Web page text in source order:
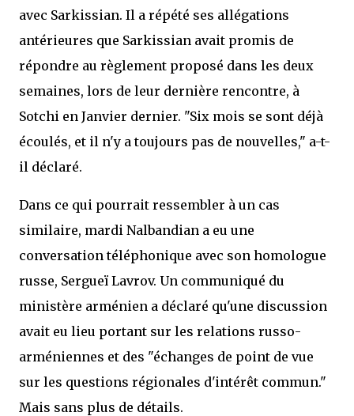
avec Sarkissian. Il a répété ses allégations
antérieures que Sarkissian avait promis de
répondre au règlement proposé dans les deux
semaines, lors de leur dernière rencontre, à
Sotchi en Janvier dernier. "Six mois se sont déjà
écoulés, et il n'y a toujours pas de nouvelles," a-t-
il déclaré.
Dans ce qui pourrait ressembler à un cas
similaire, mardi Nalbandian a eu une
conversation téléphonique avec son homologue
russe, Sergueï Lavrov. Un communiqué du
ministère arménien a déclaré qu'une discussion
avait eu lieu portant sur les relations russo-
arméniennes et des "échanges de point de vue
sur les questions régionales d'intérêt commun."
Mais sans plus de détails.